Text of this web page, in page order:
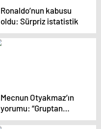
Ronaldo’nun kabusu
oldu: Sürpriz istatistik
Mecnun Otyakmaz’ın
yorumu: “Gruptan
neden çıkamayalım?”